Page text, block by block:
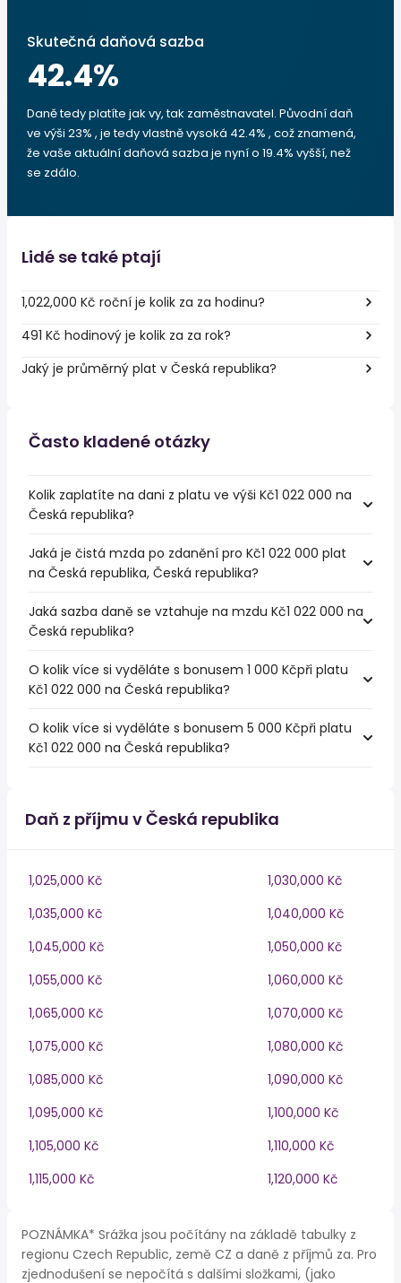
Skutečná daňová sazba
42.4%
Daně tedy platíte jak vy, tak zaměstnavatel. Původní daň
ve výši 23% , je tedy vlastně vysoká 42.4% , což znamená,
že vaše aktuální daňová sazba je nyní o 19.4% vyšší, než
se zdálo.
Lidé se také ptají
1,022,000 Kč roční je kolik za za hodinu?
491 Kč hodinový je kolik za za rok?
Jaký je průměrný plat v Česká republika?
Často kladené otázky
Kolik zaplatíte na dani z platu ve výši Kč1 022 000 na
Česká republika?
Jaká je čistá mzda po zdanění pro Kč1 022 000 plat
na Česká republika, Česká republika?
Jaká sazba daně se vztahuje na mzdu Kč1 022 000 na
Česká republika?
O kolik více si vyděláte s bonusem 1 000 Kčpři platu
Kč1 022 000 na Česká republika?
O kolik více si vyděláte s bonusem 5 000 Kčpři platu
Kč1 022 000 na Česká republika?
Daň z příjmu v Česká republika
1,025,000 Kč
1,030,000 Kč
1,035,000 Kč
1,040,000 Kč
1,045,000 Kč
1,050,000 Kč
1,055,000 Kč
1,060,000 Kč
1,065,000 Kč
1,070,000 Kč
1,075,000 Kč
1,080,000 Kč
1,085,000 Kč
1,090,000 Kč
1,095,000 Kč
1,100,000 Kč
1,105,000 Kč
1,110,000 Kč
1,115,000 Kč
1,120,000 Kč
POZNÁMKA* Srážka jsou počítány na základě tabulky z
regionu Czech Republic, země CZ a daně z příjmů za. Pro
zjednodušení se nepočítá s dalšími složkami, (jako